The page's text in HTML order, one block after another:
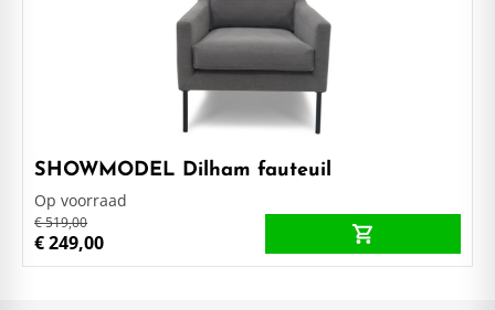
SHOWMODEL Dilham fauteuil
Op voorraad
€ 519,00
€ 249,00